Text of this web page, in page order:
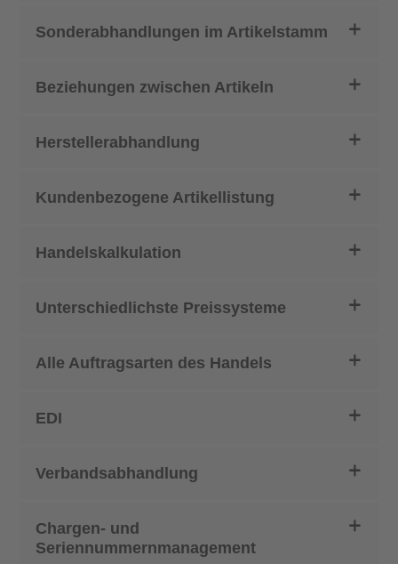
Sonderabhandlungen im Artikelstamm
Beziehungen zwischen Artikeln
Herstellerabhandlung
Kundenbezogene Artikellistung
Handelskalkulation
Unterschiedlichste Preissysteme
Alle Auftragsarten des Handels
EDI
Verbandsabhandlung
Chargen- und
Seriennummernmanagement